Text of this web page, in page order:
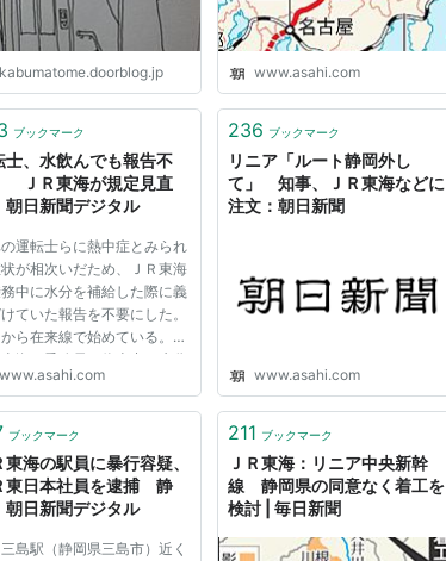
kabumatome.doorblog.jp www.asahi.com
ブックマーク
士、水飲んでも報告不
ＪＲ東海が規定見直
朝日新聞デジタル
運転士らに熱中症とみられ
が相次いだため、ＪＲ東海
中に水分を補給した際に義
ていた報告を不要にした。
ら在来線で始めている。
東海の乗務員は停車中に水分
認められているが、飲んだ
報告書の提出が義務づけら
いた。飲んだ時間や場所...
www.asahi.com
236 ブックマーク
リニア「ルート静岡外し
て」 知事、ＪＲ東海などに
注文：朝日新聞
www.asahi.com
ブックマーク
東海の駅員に暴行容疑、
東日本社員を逮捕 静
朝日新聞デジタル
三島駅（静岡県三島市）近く
211 ブックマーク
ＪＲ東海：リニア中央新幹
線 静岡県の同意なく着工を
検討 | 毎日新聞